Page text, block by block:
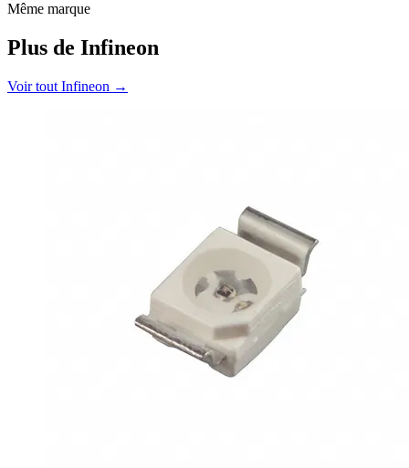
Même marque
Plus de Infineon
Voir tout Infineon →